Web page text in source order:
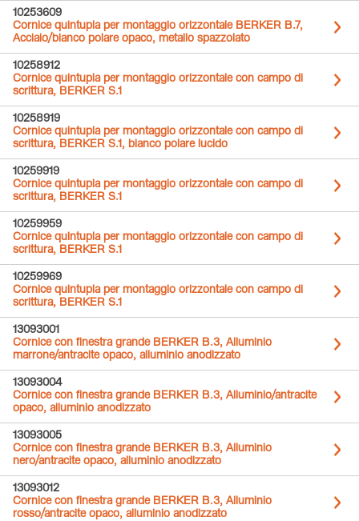
10253609
Cornice quintupla per montaggio orizzontale BERKER B.7,
Acciaio/bianco polare opaco, metallo spazzolato
10258912
Cornice quintupla per montaggio orizzontale con campo di
scrittura, BERKER S.1
10258919
Cornice quintupla per montaggio orizzontale con campo di
scrittura, BERKER S.1, bianco polare lucido
10259919
Cornice quintupla per montaggio orizzontale con campo di
scrittura, BERKER S.1
10259959
Cornice quintupla per montaggio orizzontale con campo di
scrittura, BERKER S.1
10259969
Cornice quintupla per montaggio orizzontale con campo di
scrittura, BERKER S.1
13093001
Cornice con finestra grande BERKER B.3, Alluminio
marrone/antracite opaco, alluminio anodizzato
13093004
Cornice con finestra grande BERKER B.3, Alluminio/antracite
opaco, alluminio anodizzato
13093005
Cornice con finestra grande BERKER B.3, Alluminio
nero/antracite opaco, alluminio anodizzato
13093012
Cornice con finestra grande BERKER B.3, Alluminio
rosso/antracite opaco, alluminio anodizzato